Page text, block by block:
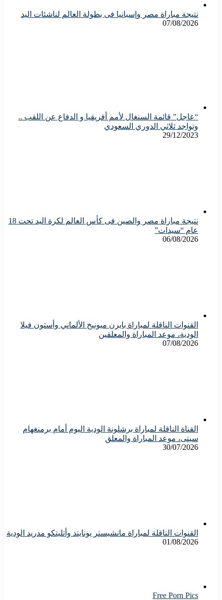
نتيجة مباراة مصر وإسبانيا فى بطولة العالم لناشئات اليد
07/08/2026
“عاجل” قائمة السنغال لأمم أفريقيا و الدفاع عن اللقب ..
وتواجد ثلاثي الدوري السعودي
29/12/2023
نتيجة مباراة مصر والصين فى كأس العالم لكرة اليد تحت 18
عام “سيدات”
06/08/2026
القنوات الناقلة لمباراة بايرن ميونيخ الألماني وأستون فيلا
الودية، موعد المباراة والمعلقين
07/08/2026
القناة الناقلة لمباراة برشلونة الودية اليوم أمام برمنغهام
سيتى، موعد المباراة والمعلق
30/07/2026
القنوات الناقلة لمباراة مانشيستر يونايتد وأتليتكو مدريد الودية
01/08/2026
Free Porn Pics